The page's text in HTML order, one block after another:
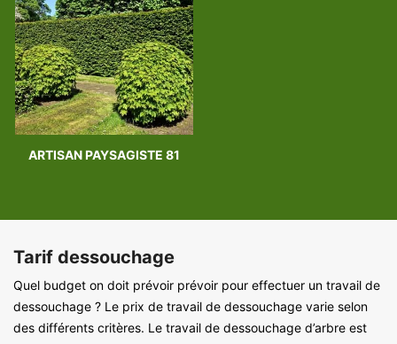
ARTISAN PAYSAGISTE 81
Tarif dessouchage
Quel budget on doit prévoir prévoir pour effectuer un travail de
dessouchage ? Le prix de travail de dessouchage varie selon
des différents critères. Le travail de dessouchage d’arbre est